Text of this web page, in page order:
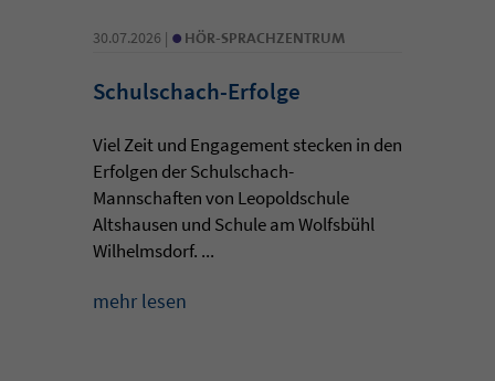
30.07.2026 | • HÖR-SPRACHZENTRUM
Schulschach-Erfolge
Viel Zeit und Engagement stecken in den
Erfolgen der Schulschach-
Mannschaften von Leopoldschule
Altshausen und Schule am Wolfsbühl
Wilhelmsdorf. ...
mehr lesen